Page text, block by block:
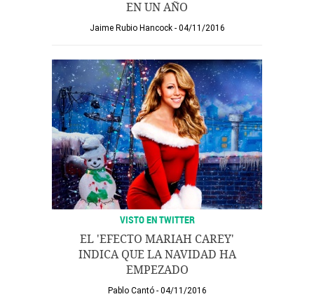
EN UN AÑO
Jaime Rubio Hancock 04/11/2016
VISTO EN TWITTER
EL 'EFECTO MARIAH CAREY'
INDICA QUE LA NAVIDAD HA
EMPEZADO
Pablo Cantó 04/11/2016